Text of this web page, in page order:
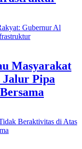
Masyarakat
Pipa